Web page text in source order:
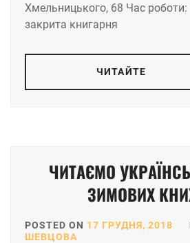
Хмельницького, 68 Час
закрита книгарня
ЧИТАЙТЕ
ЧИТАЄМО
ЗИМОВИХ
POSTED ON 17 ГРУДНЯ, 2018
ШЕВЦОВА